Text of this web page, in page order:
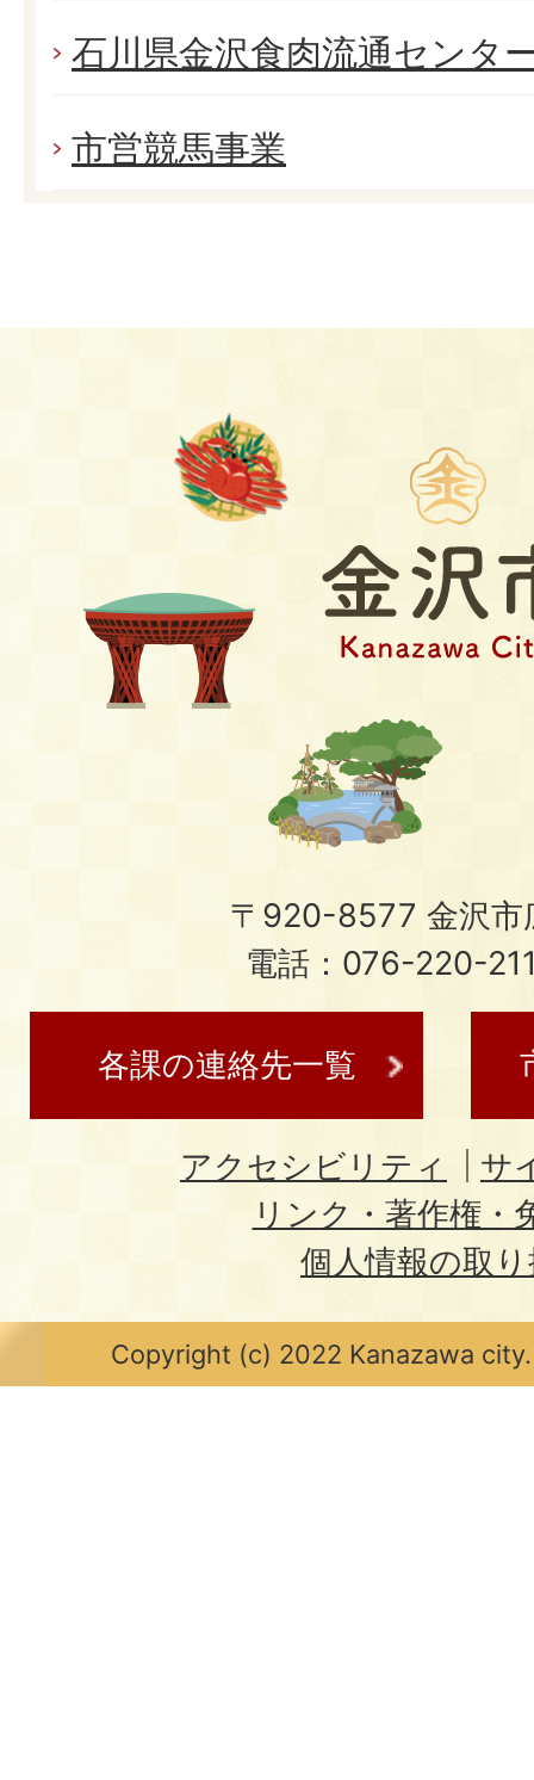
石川県金沢食肉流通センタ
市営競馬事業
〒920-8577 金沢市
電話：076-220-
各課の連絡先一覧
アクセシビリティ
サ
リンク・著作権・
個人情報の取
Copyright (c) 2022 Kanazawa